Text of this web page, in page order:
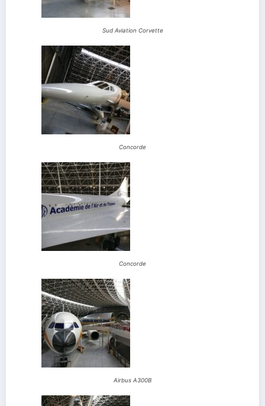
Sud Aviation Corvette
Concorde
Concorde
Airbus A300B